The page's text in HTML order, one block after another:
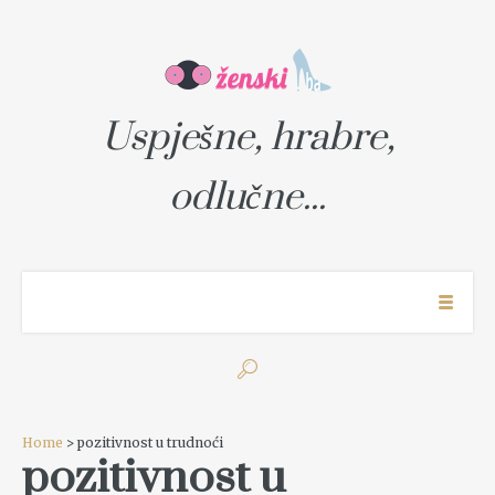
Uspješne, hrabre,
odlučne...
Home > pozitivnost u trudnoći
pozitivnost u